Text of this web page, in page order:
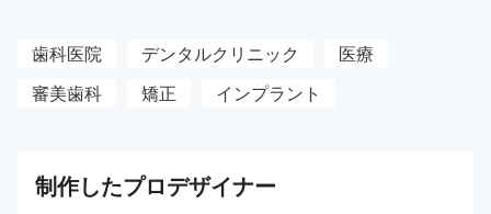
歯科医院 デンタルクリニック
医療
審美歯科
矯正 インプラント
制作したプロデザイナー